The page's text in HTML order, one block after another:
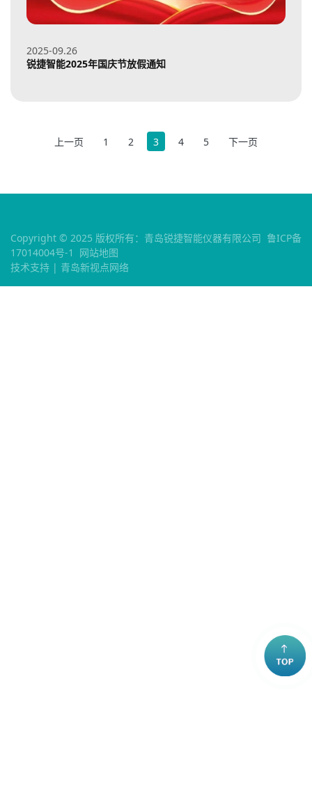
26
2025-09
锐捷智能2025年国庆节放假通知
上一页 1 2 3 4 5 下一页
Copyright © 2025 版权所有：青岛锐捷智能仪器有限公司 鲁ICP备
17014004号-1
网站地图
技术支持 | 青岛新视点网络